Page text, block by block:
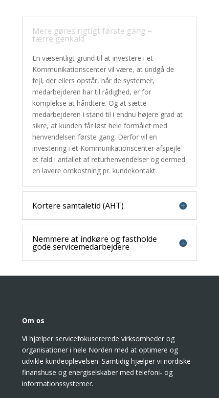
Mere gøres rigtigt første gang =
færre genkald
En væsentligt grund til at investere i et
Kommunikationscenter vil være, at undgå de
fejl, der ellers opstår, når de systemer,
medarbejderen har til rådighed, er for
komplekse at håndtere. Og at sætte
medarbejderen i stand til i endnu højere grad at
sikre, at kunden får løst hele formålet med
henvendelsen første gang. Derfor vil en
investering i et Kommunikationscenter afspejle
et fald i antallet af returhenvendelser og dermed
en lavere omkostning pr. kundekontakt.
Kortere samtaletid (AHT)
Nemmere at indkøre og fastholde
gode servicemedarbejdere
Om os
Vi hjælper servicefokusererede virksomheder og
organisationer i hele Norden med at optimere og
udvikle kundeoplevelsen. Samtidig hjælper vi nordiske
finanshuse og energiselskaber med telefoni- og
informationssystemer.